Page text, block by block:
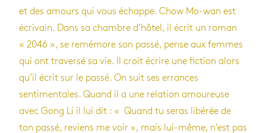
et des amours qui vous échappe. Chow Mo-wan est
écrivain. Dans sa chambre d’hôtel, il écrit un roman
« 2046 », se remémore son passé, pense aux femmes
qui ont traversé sa vie. Il croit écrire une fiction alors
qu’il écrit sur le passé. On suit ses errances
sentimentales. Quand il a une relation amoureuse
avec Gong Li il lui dit : « Quand tu seras libérée de
ton passé, reviens me voir », mais lui-même, n’est pas